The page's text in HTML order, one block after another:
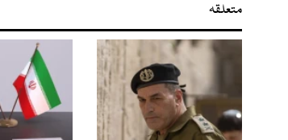
متعلقہ